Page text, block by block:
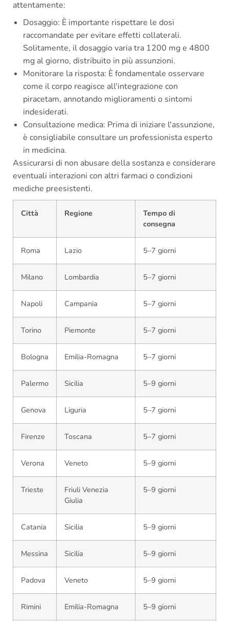
attentamente:
Dosaggio: È importante rispettare le dosi
raccomandate per evitare effetti collaterali.
Solitamente, il dosaggio varia tra 1200 mg e 4800
mg al giorno, distribuito in più assunzioni.
Monitorare la risposta: È fondamentale osservare
come il corpo reagisce all'integrazione con
piracetam, annotando miglioramenti o sintomi
indesiderati.
Consultazione medica: Prima di iniziare l'assunzione,
è consigliabile consultare un professionista esperto
in medicina.
Assicurarsi di non abusare della sostanza e considerare
eventuali interazioni con altri farmaci o condizioni
mediche preesistenti.
Città Regione
Tempo di
consegna
Roma Lazio 5–7 giorni
Milano Lombardia 5–7 giorni
Napoli Campania 5–7 giorni
Torino Piemonte 5–7 giorni
Bologna Emilia-Romagna 5–7 giorni
Palermo Sicilia 5–9 giorni
Genova Liguria 5–7 giorni
Firenze Toscana 5–7 giorni
Verona Veneto 5–9 giorni
Trieste
Friuli Venezia
Giulia
5–9 giorni
Catania Sicilia 5–9 giorni
Messina Sicilia 5–9 giorni
Padova Veneto 5–9 giorni
Rimini Emilia-Romagna 5–9 giorni